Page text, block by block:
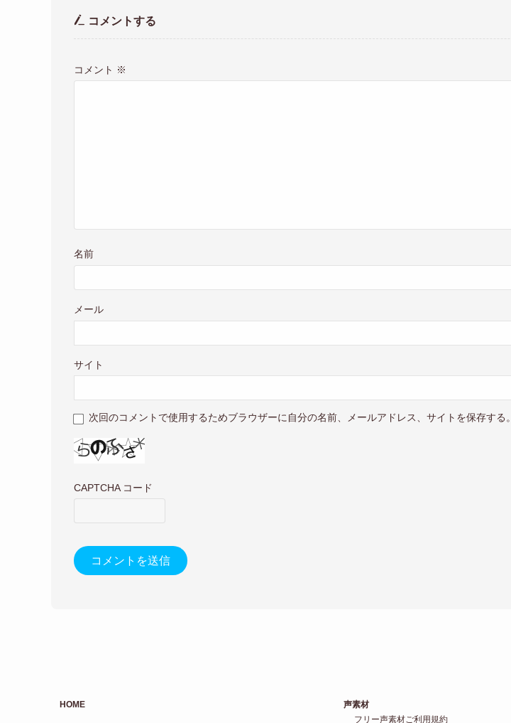
コメントする
コメント ※
名前
メール
サイト
次回のコメントで使用するためブラウザーに自分の名前、メールアドレス、サイトを保存する。
CAPTCHA コード
HOME
声素材
フリー声素材ご利用規約